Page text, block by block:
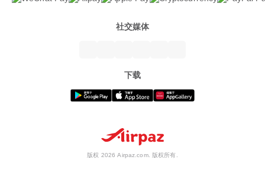
社交媒体
下载
版权 2026 Airpaz.com. 版权所有.